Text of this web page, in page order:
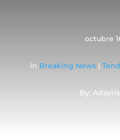
octubre
in Breaking News|
By: